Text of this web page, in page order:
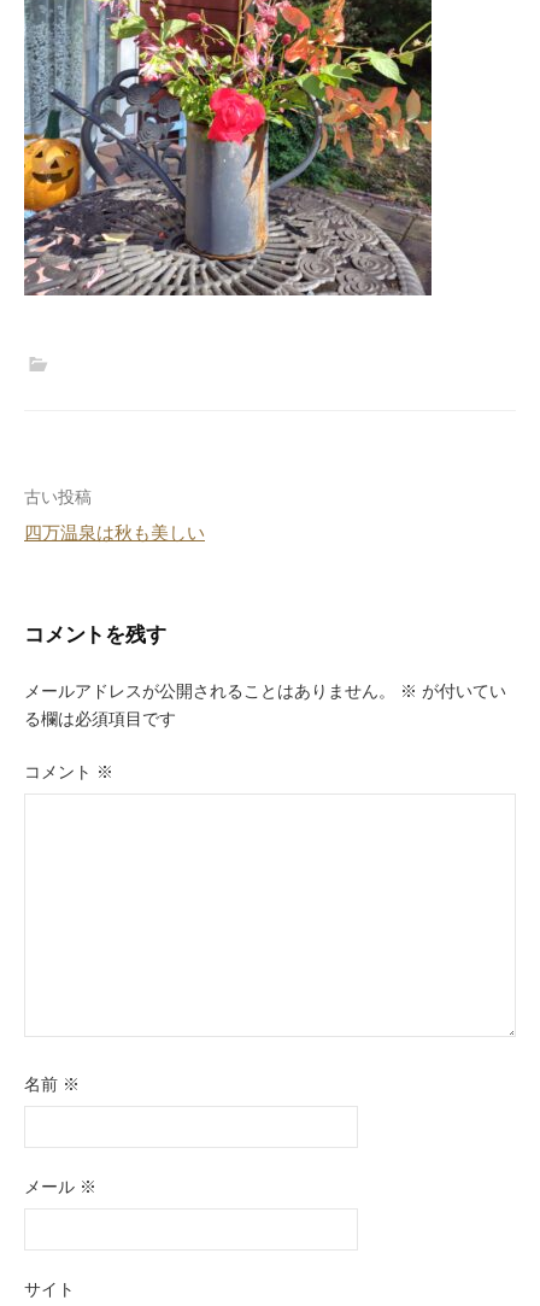
投
稿
ビ
ゲ
ー
シ
古い投稿
四万温泉は秋も美しい
コメントを残す
メールアドレスが公開されることはありません。 ※ が付いてい
る欄は必須項目です
コメント ※
名前 ※
メール ※
サイト